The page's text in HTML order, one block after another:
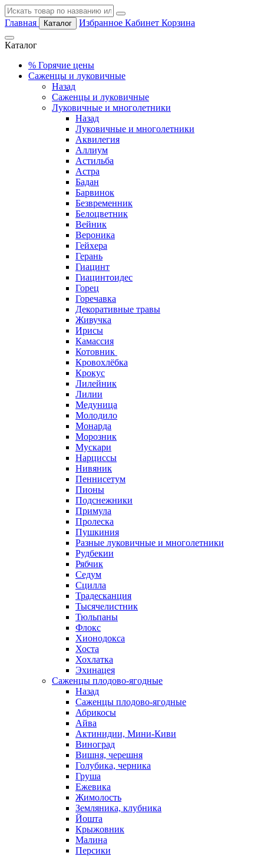
Главная Каталог Избранное Кабинет Корзина
Каталог
% Горячие цены
Саженцы и луковичные
Назад
Саженцы и луковичные
Луковичные и многолетники
Назад
Луковичные и многолетники
Аквилегия
Аллиум
Астильба
Астра
Бадан
Барвинок
Безвременник
Белоцветник
Вейник
Вероника
Гейхера
Герань
Гиацинт
Гиацинтоидес
Горец
Горечавка
Декоративные травы
Живучка
Ирисы
Камассия
Котовник
Кровохлёбка
Крокус
Лилейник
Лилии
Медуница
Молодило
Монарда
Морозник
Мускари
Нарциссы
Нивяник
Пеннисетум
Пионы
Подснежники
Примула
Пролеска
Пушкиния
Разные луковичные и многолетники
Рудбекии
Рябчик
Седум
Сцилла
Традесканция
Тысячелистник
Тюльпаны
Флокс
Хионодокса
Хоста
Хохлатка
Эхинацея
Саженцы плодово-ягодные
Назад
Саженцы плодово-ягодные
Абрикосы
Айва
Актинидии, Мини-Киви
Виноград
Вишня, черешня
Голубика, черника
Груша
Ежевика
Жимолость
Земляника, клубника
Йошта
Крыжовник
Малина
Персики